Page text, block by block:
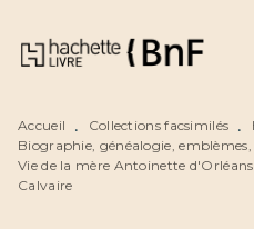
MENU RECHERCHE
Accueil • Collections facsimilés •
Biographie, généalogie, emblèmes,
Vie de la mère Antoinette
Calvaire